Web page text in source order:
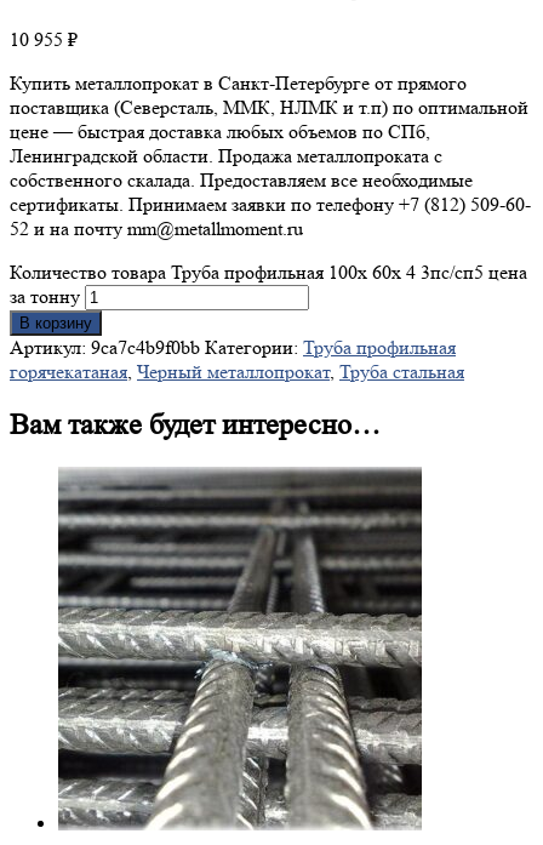
10 955 ₽
Купить металлопрокат в Санкт-Петербурге от прямого
поставщика (Северсталь, ММК, НЛМК и т.п) по оптимальной
цене — быстрая доставка любых объемов по СПб,
Ленинградской области. Продажа металлопроката с
собственного скалада. Предоставляем все необходимые
сертификаты. Принимаем заявки по телефону +7 (812) 509-60-
52 и на почту mm@metallmoment.ru
Количество товара Труба профильная 100х 60х 4 3пс/сп5 цена
за тонну
В корзину
Артикул: 9ca7c4b9f0bb Категории: Труба профильная
горячекатаная, Черный металлопрокат, Труба стальная
Вам также будет интересно…